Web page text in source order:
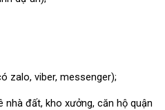
zalo, viber, messenger);
nhà đất, kho xưởng, căn hộ quận